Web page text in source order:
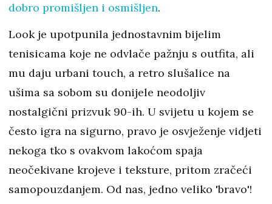
dobro promišljen i osmišljen.
Look je upotpunila jednostavnim bijelim
tenisicama koje ne odvlače pažnju s outfita, ali
mu daju urbani touch, a retro slušalice na
ušima sa sobom su donijele neodoljiv
nostalgični prizvuk 90-ih. U svijetu u kojem se
često igra na sigurno, pravo je osvježenje vidjeti
nekoga tko s ovakvom lakoćom spaja
neočekivane krojeve i teksture, pritom zračeći
samopouzdanjem. Od nas, jedno veliko 'bravo'!